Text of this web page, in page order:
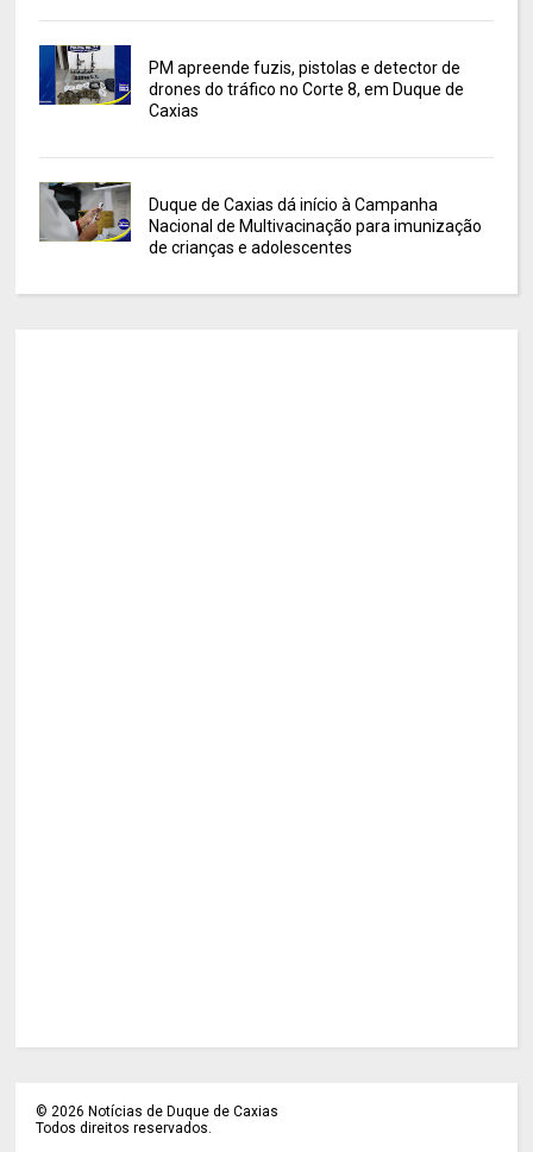
PM apreende fuzis, pistolas e detector de
drones do tráfico no Corte 8, em Duque de
Caxias
Duque de Caxias dá início à Campanha
Nacional de Multivacinação para imunização
de crianças e adolescentes
©2026 Notícias de Duque de Caxias
Todos direitos reservados.